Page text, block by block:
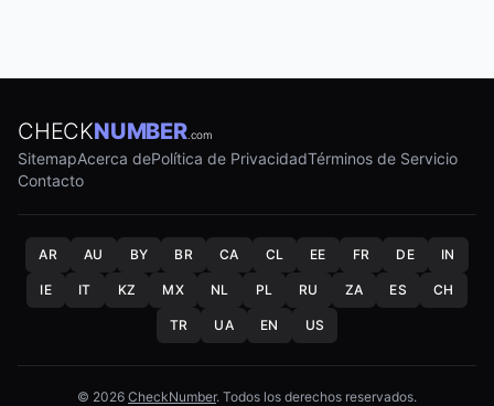
CHECKNUMBER.com
SitemapAcerca dePolítica de PrivacidadTérminos de Servicio
Contacto
AR AU BY BR CA CL EE FR DE IN
IE IT KZ MX NL PL RU ZA ES CH
TR UA EN US
© 2026 CheckNumber. Todos los derechos reservados.